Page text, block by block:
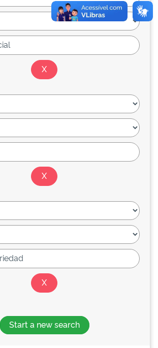
Start a new search